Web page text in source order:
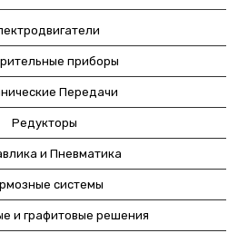
приборы
Передачи
Редукторы
и Пневматика
системы
и графитовые решения